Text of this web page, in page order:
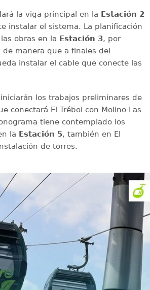
la viga principal en la Estación 2
instalar el sistema. La planificación
obras en la Estación 3, por
de manera que a finales del
instalar el cable que conecte las
los trabajos preliminares de
conectará El Trébol con Molino Las
tiene contemplado los
la Estación 5, también en El
de torres.